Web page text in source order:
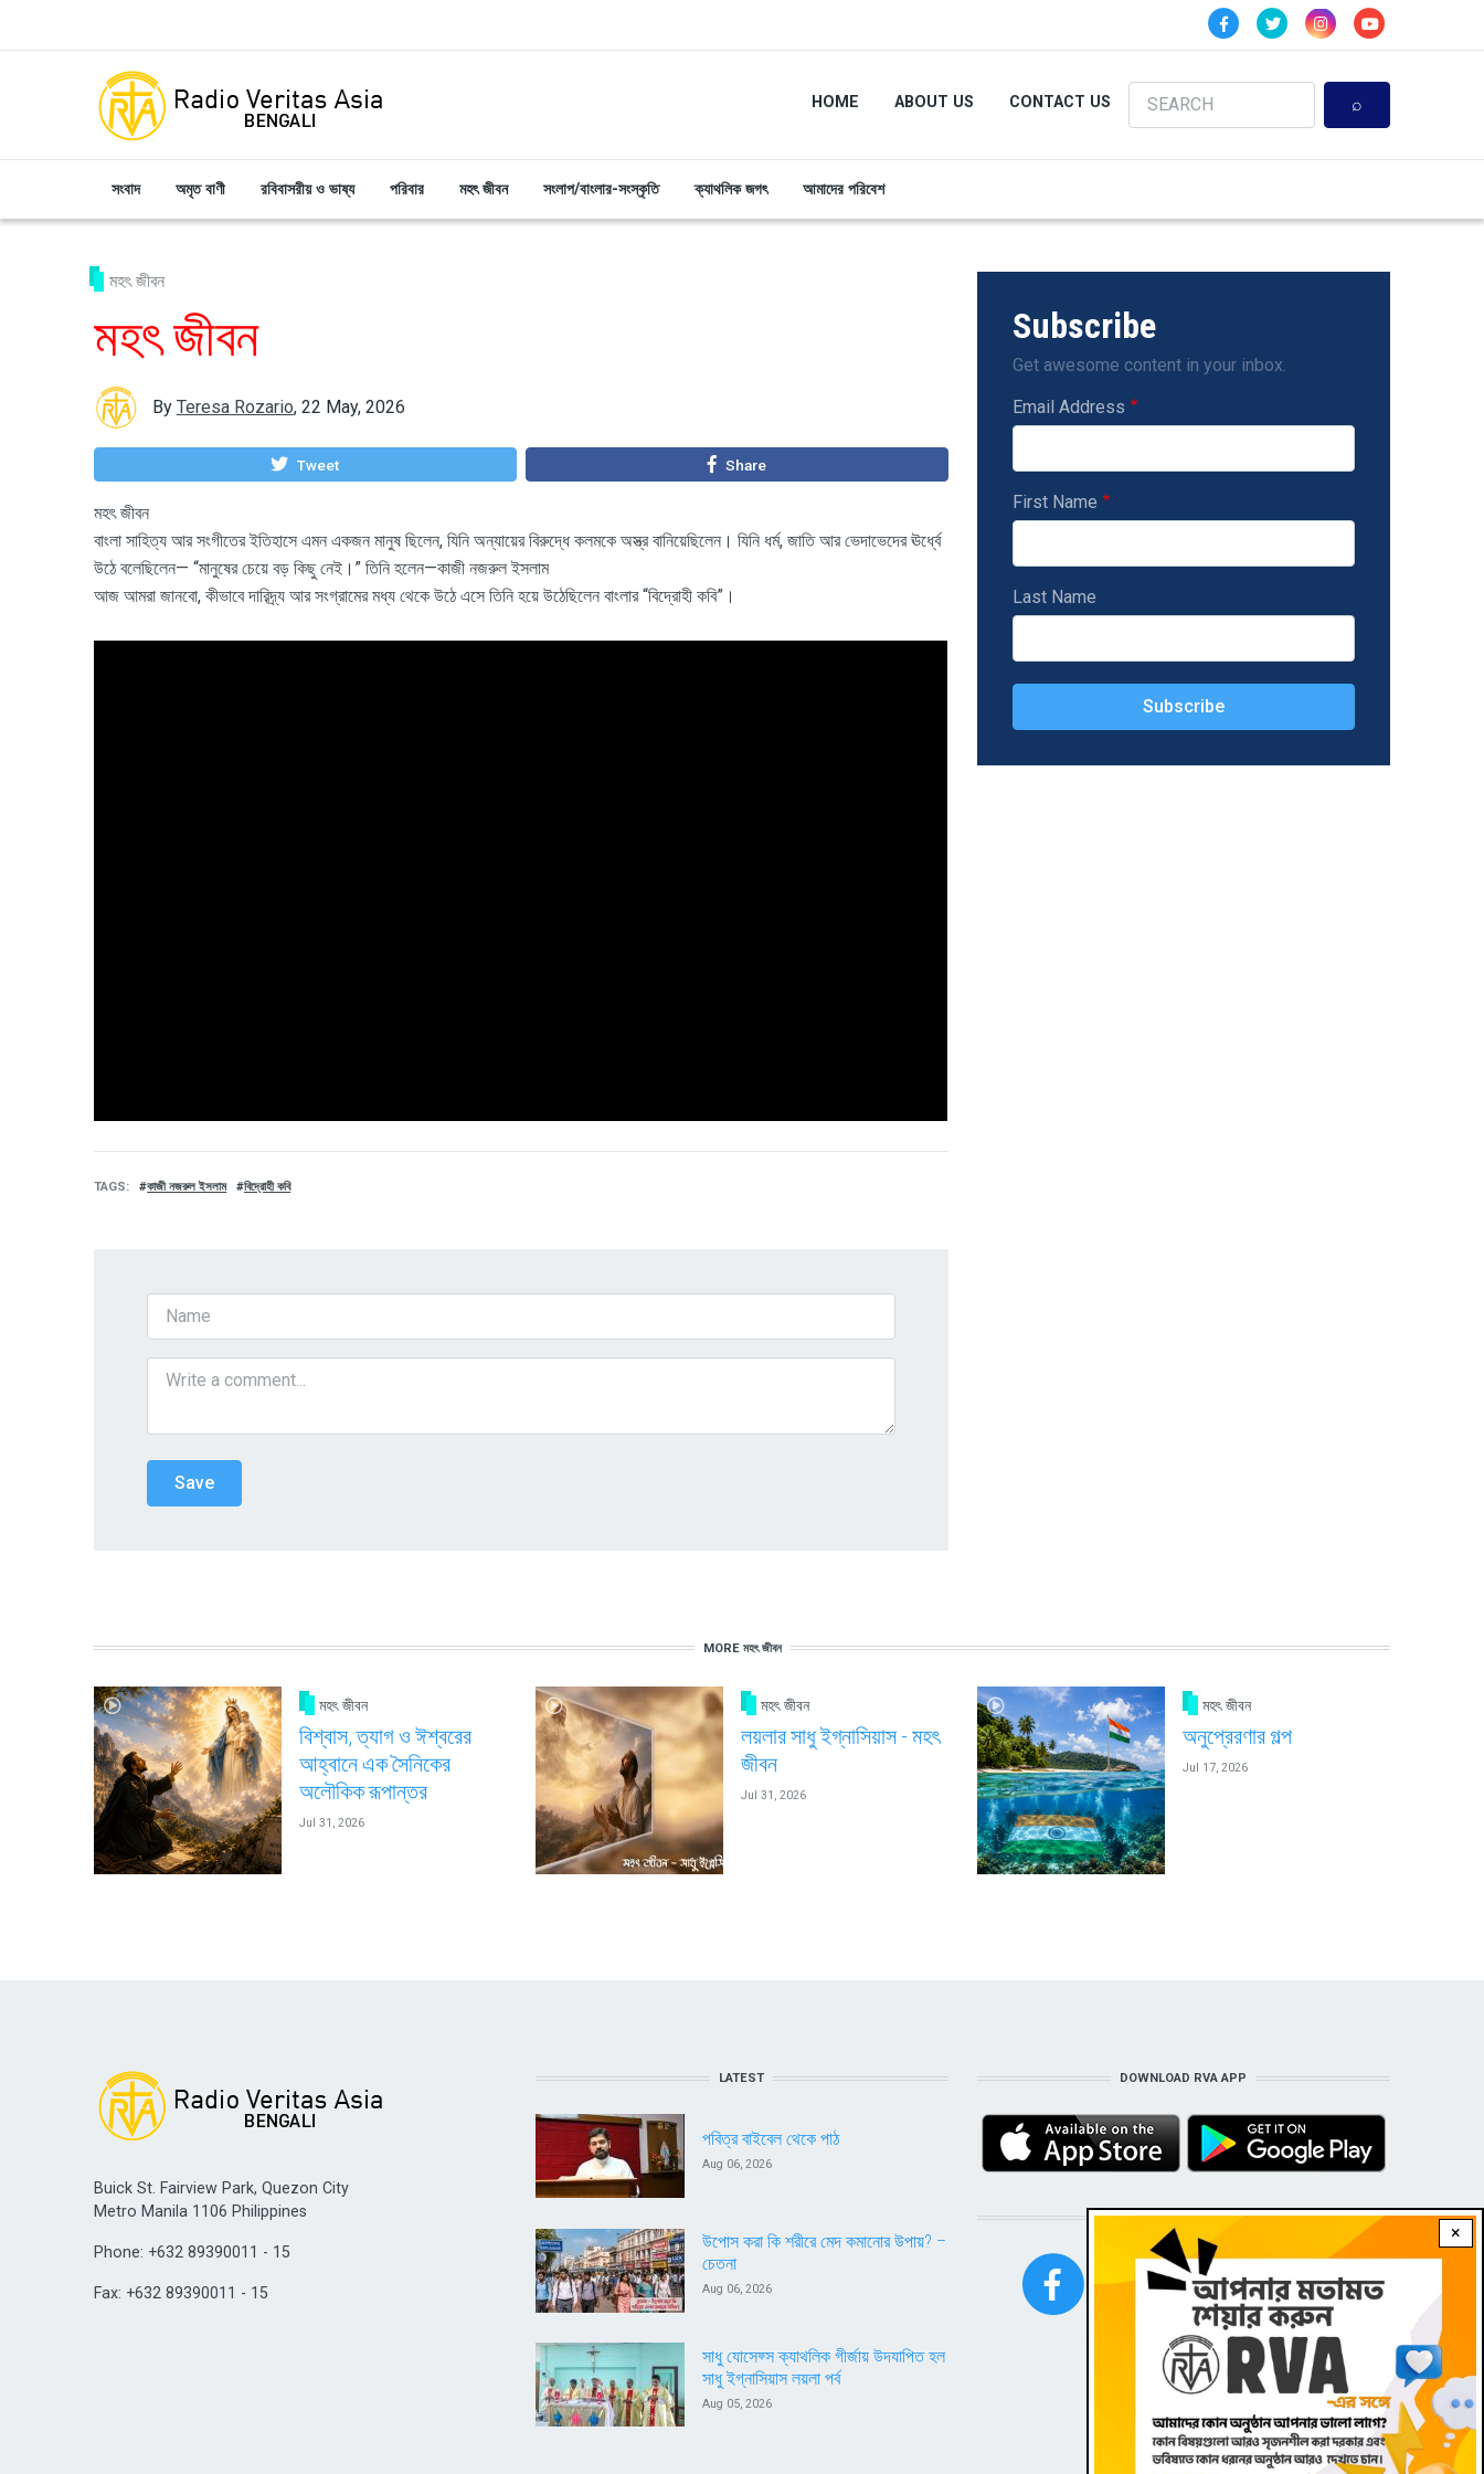
HOME ABOUT US CONTACT US Search
সংবাদ অমৃত বাণী রবিবাসরীয় ও ভাষ্য পরিবার মহৎ জীবন সংলাপ/বাংলার-সংস্কৃতি ক্যাথলিক জগৎ আমাদের পরিবেশ
মহৎ জীবন
মহৎ জীবন
By Teresa Rozario, 22 May, 2026
Tweet Share
মহৎ জীবন
বাংলা সাহিত্য আর সংগীতের ইতিহাসে এমন একজন মানুষ ছিলেন, যিনি অন্যায়ের বিরুদ্ধে কলমকে অস্ত্র বানিয়েছিলেন। যিনি ধর্ম, জাতি আর ভেদাভেদের ঊর্ধ্বে
উঠে বলেছিলেন— “মানুষের চেয়ে বড় কিছু নেই।” তিনি হলেন—কাজী নজরুল ইসলাম
আজ আমরা জানবো, কীভাবে দারিদ্র্য আর সংগ্রামের মধ্য থেকে উঠে এসে তিনি হয়ে উঠেছিলেন বাংলার “বিদ্রোহী কবি”।
TAGS কাজী নজরুল ইসলাম বিদ্রোহী কবি
Subscribe
Get awesome content in your inbox.
Email Address
First Name
Last Name
MORE মহৎ জীবন
মহৎ জীবন
বিশ্বাস, ত্যাগ ও ঈশ্বরের
আহ্বানে এক সৈনিকের
অলৌকিক রূপান্তর
Jul 31, 2026
মহৎ জীবন
লয়লার সাধু ইগ্নাসিয়াস - মহৎ
জীবন
Jul 31, 2026
মহৎ জীবন
অনুপ্রেরণার গল্প
Jul 17, 2026
×
Buick St. Fairview Park, Quezon City
Metro Manila 1106 Philippines
Phone: +632 89390011 - 15
Fax: +632 89390011 - 15
LATEST
পবিত্র বাইবেল থেকে পাঠ
Aug 06, 2026
উপোস করা কি শরীরে মেদ কমানোর উপায়? –
চেতনা
Aug 06, 2026
সাধু যোসেফ্স ক্যাথলিক গীর্জায় উদযাপিত হল
সাধু ইগ্নাসিয়াস লয়লা পর্ব
Aug 05, 2026
DOWNLOAD RVA APP
STAY CONNECTED WITH US!